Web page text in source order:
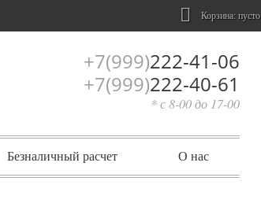
Корзина: пусто
+7(999)222-41-06
+7(999)222-40-61
* с 8-00 до 17-00
Безналичный расчет О нас